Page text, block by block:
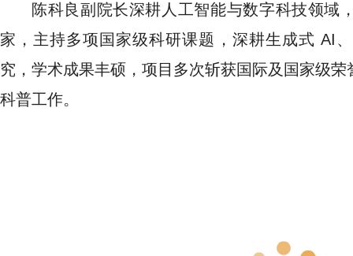
陈科良副院长深耕人工智能与数字科技领域
家，主持多项国家级科研课题，深耕生成式 AI
究，学术成果丰硕，项目多次斩获国际及国家级
科普工作。